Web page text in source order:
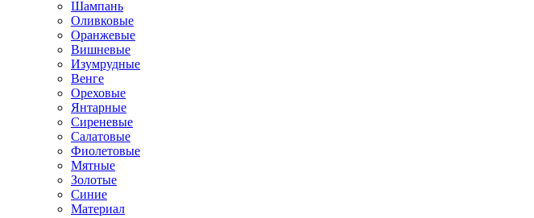
Шампань
Оливковые
Оранжевые
Вишневые
Изумрудные
Венге
Ореховые
Янтарные
Сиреневые
Салатовые
Фиолетовые
Мятные
Золотые
Синие
Материал